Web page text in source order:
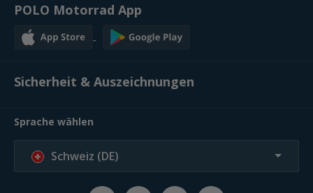
POLO Motorrad App
Sicherheit & Auszeichnungen
Sprache wählen
Schweiz (DE)